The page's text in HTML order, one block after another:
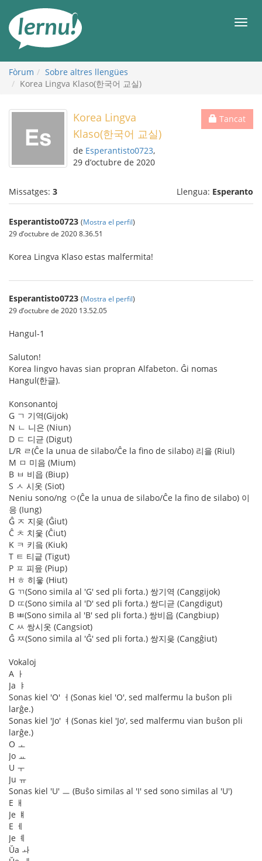
contingut
Fòrum
Sobre altres llengües
Korea Lingva Klaso(한국어 교실)
Tancat
Korea Lingva
Klaso(한국어 교실)
de Esperantisto0723,
29 d’octubre de 2020
Missatges: 3 Llengua: Esperanto
Esperantisto0723 (Mostra el perfil)
29 d’octubre de 2020 8.36.51
Korea Lingva Klaso estas malfermita!
Esperantisto0723 (Mostra el perfil)
29 d’octubre de 2020 13.52.05
Hangul-1
Saluton!
Korea lingvo havas sian propran Alfabeton. Ĝi nomas
Hangul(한글).
Konsonantoj
G ㄱ 기역(Gijok)
N ㄴ 니은 (Niun)
D ㄷ 디귿 (Digut)
L/R ㄹ(Ĉe la unua de silabo/Ĉe la fino de silabo) 리을 (Riul)
M ㅁ 미음 (Mium)
B ㅂ 비읍 (Biup)
S ㅅ 시옷 (Siot)
Neniu sono/ng ㅇ(Ĉe la unua de silabo/Ĉe la fino de silabo) 이
응 (Iung)
Ĝ ㅈ 지읒 (Ĝiut)
Ĉ ㅊ 치읓 (Ĉiut)
K ㅋ 키읔 (Kiuk)
T ㅌ 티긑 (Tigut)
P ㅍ 피읖 (Piup)
H ㅎ 히읗 (Hiut)
G ㄲ(Sono simila al 'G' sed pli forta.) 쌍기역 (Canggijok)
D ㄸ(Sono simila al 'D' sed pli forta.) 쌍디귿 (Cangdigut)
B ㅃ(Sono simila al 'B' sed pli forta.) 쌍비읍 (Cangbiup)
C ㅆ 쌍시옷 (Cangsiot)
Ĝ ㅉ(Sono simila al 'Ĝ' sed pli forta.) 쌍지읒 (Cangĝiut)
Vokaloj
A ㅏ
Ja ㅑ
Sonas kiel 'O' ㅓ(Sonas kiel 'O', sed malfermu la buŝon pli
larĝe.)
Sonas kiel 'Jo' ㅕ(Sonas kiel 'Jo', sed malfermu vian buŝon pli
larĝe.)
O ㅗ
Jo ㅛ
U ㅜ
Ju ㅠ
Sonas kiel 'U' ㅡ (Buŝo similas al 'I' sed sono similas al 'U')
E ㅐ
Je ㅒ
E ㅔ
Je ㅖ
Ŭa ㅘ